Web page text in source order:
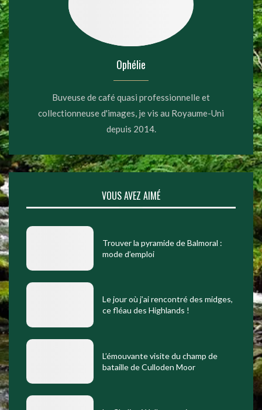
Ophélie
Buveuse de café quasi professionnelle et
collectionneuse d'images, je vis au Royaume-Uni
depuis 2014.
VOUS AVEZ AIMÉ
Trouver la pyramide de Balmoral :
mode d’emploi
Le jour où j’ai rencontré des midges,
ce fléau des Highlands !
L’émouvante visite du champ de
bataille de Culloden Moor